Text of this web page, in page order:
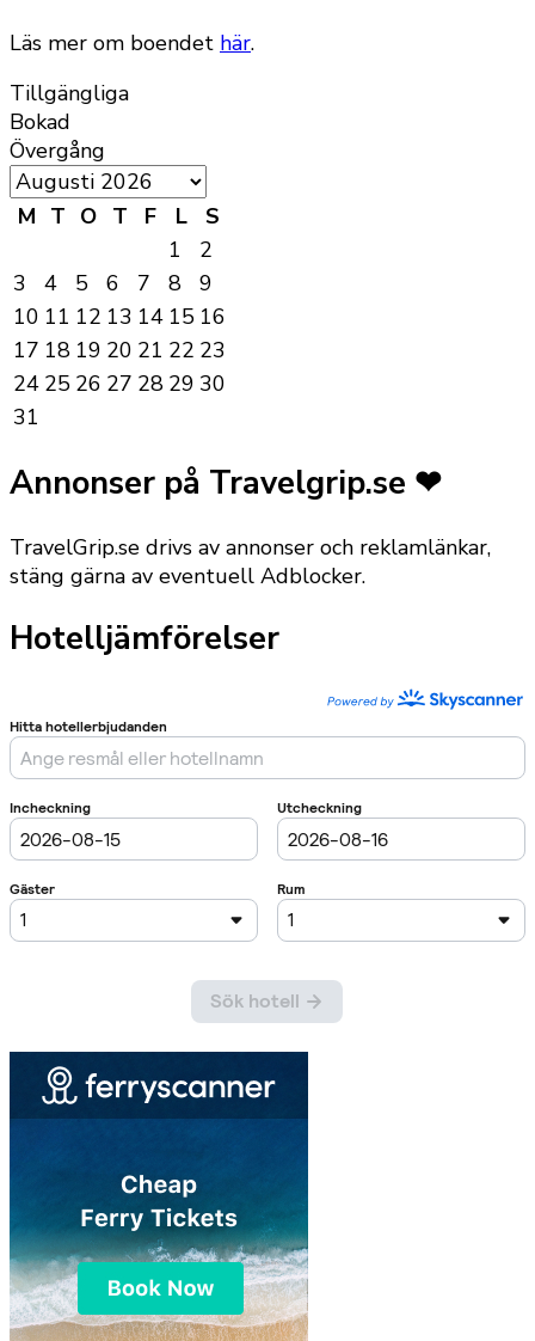
Läs mer om boendet här.
Tillgängliga
Bokad
Övergång
M T O T F L
S
1
2
3
4 5 6 7 8
9
10 11 12 13 14 15 16
17 18 19 20 21 22 23
24 25 26 27 28 29 30
31
Annonser på Travelgrip.se ❤
TravelGrip.se drivs av annonser och reklamlänkar,
stäng gärna av eventuell Adblocker.
Hotelljämförelser